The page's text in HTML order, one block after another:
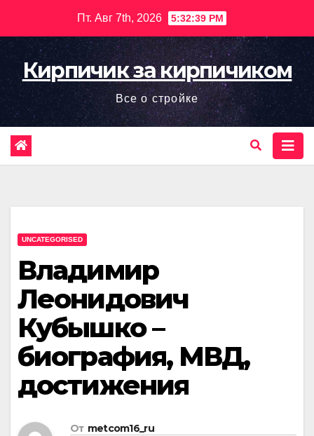
содержимому
Пт. Авг 7th, 2026 5:32:40 PM
Кирпичик за кирпичиком
Все о стройке
UNCATEGORISED
Владимир
Леонидович
Кубышко –
биография, МВД,
достижения
От metcom16_ru